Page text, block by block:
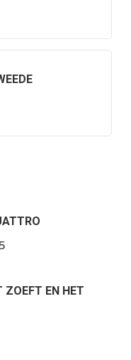
ZOEFT EN HET